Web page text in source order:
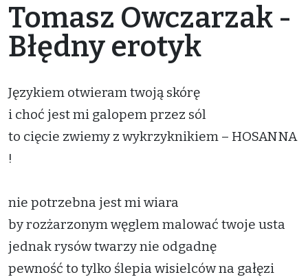
Tomasz Owczarzak -
Błędny erotyk
Językiem otwieram twoją skórę
i choć jest mi galopem przez sól
to cięcie zwiemy z wykrzyknikiem – HOSANNA
!
nie potrzebna jest mi wiara
by rozżarzonym węglem malować twoje usta
jednak rysów twarzy nie odgadnę
pewność to tylko ślepia wisielców na gałęzi